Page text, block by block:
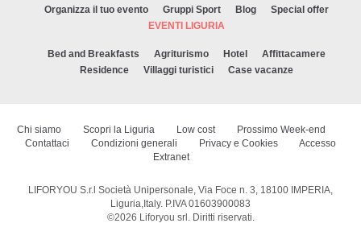
Organizza il tuo evento Gruppi Sport Blog
Special offer
EVENTI LIGURIA
Bed and Breakfasts Agriturismo Hotel
Affittacamere
Residence
Villaggi turistici Case vacanze
Chi siamo Scopri la Liguria Low cost
Prossimo Week-end
Contattaci
Condizioni generali Privacy e Cookies
Accesso
Extranet
LIFORYOU S.r.l Società Unipersonale, Via Foce n. 3, 18100 IMPERIA,
Liguria,Italy. P.IVA 01603900083
©2026 Liforyou srl . Diritti riservati.